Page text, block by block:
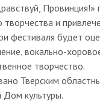
и
фестиваля будет
вокально-
творчество.
Тверским
Дом культуры.